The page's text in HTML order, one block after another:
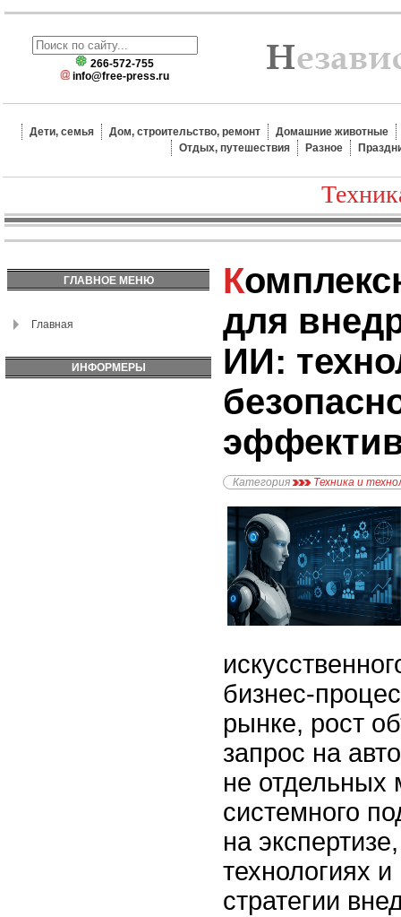
266-572-755
info@free-press.ru
Дети, семья Дом, строительство, ремонт
Домашние животные
Отдых, путешествия
Разное
ГЛАВНОЕ МЕНЮ
Главная
ИНФОРМЕРЫ
Комплексное решение
для
ИИ:
Категория Техника и
бизнес-
рынке, рост
запрос на
не отдельных
системного
на
технологиях
стратегии